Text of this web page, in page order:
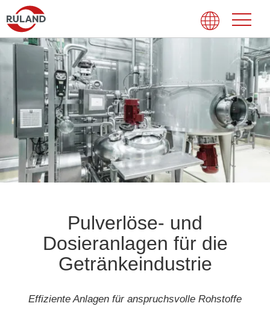
Pulverlöse- und
Dosieranlagen für die
Getränkeindustrie
Effiziente Anlagen für anspruchsvolle Rohstoffe